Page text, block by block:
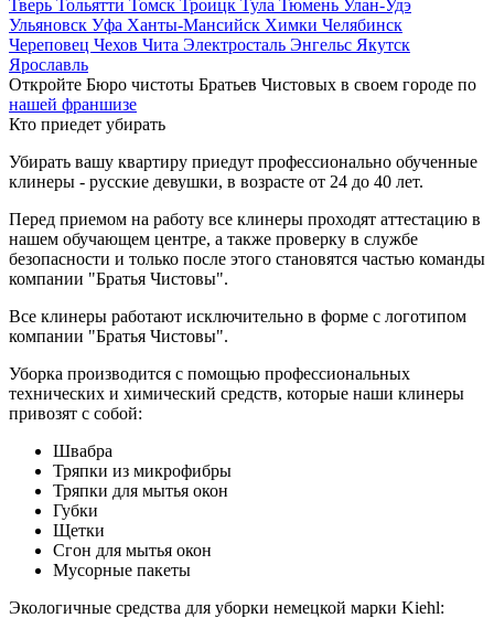
Тверь Тольятти Томск Троицк Тула Тюмень Улан-Удэ
Ульяновск Уфа Ханты-Мансийск Химки Челябинск
Череповец Чехов Чита Электросталь Энгельс Якутск
Ярославль
Откройте Бюро чистоты Братьев Чистовых в своем городе по
нашей франшизе
Кто приедет убирать
Убирать вашу квартиру приедут профессионально обученные
клинеры - русские девушки, в возрасте от 24 до 40 лет.
Перед приемом на работу все клинеры проходят аттестацию в
нашем обучающем центре, а также проверку в службе
безопасности и только после этого становятся частью команды
компании "Братья Чистовы".
Все клинеры работают исключительно в форме с логотипом
компании "Братья Чистовы".
Уборка производится с помощью профессиональных
технических и химический средств, которые наши клинеры
привозят с собой:
Швабра
Тряпки из микрофибры
Тряпки для мытья окон
Губки
Щетки
Сгон для мытья окон
Мусорные пакеты
Экологичные средства для уборки немецкой марки Kiehl: